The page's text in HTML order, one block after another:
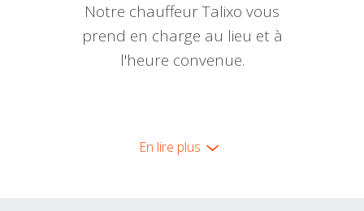
Notre chauffeur Talixo vous
prend en charge au lieu et à
l'heure convenue.
En lire plus